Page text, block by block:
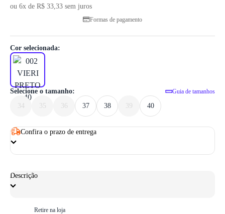
1/ 6
ou 6x de R$ 33,33 sem juros
Formas de pagamento
Selecione o tamanho: Guia de tamanhos
34 35 36 37 38 39 40
Cor selecionada:
Confira o prazo de entrega
Descrição
Retire na loja